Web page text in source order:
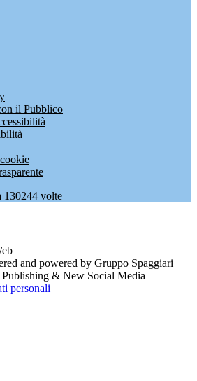
il Pubblico
130244 volte
and powered by Gruppo Spaggiari
& New Social Media
personali